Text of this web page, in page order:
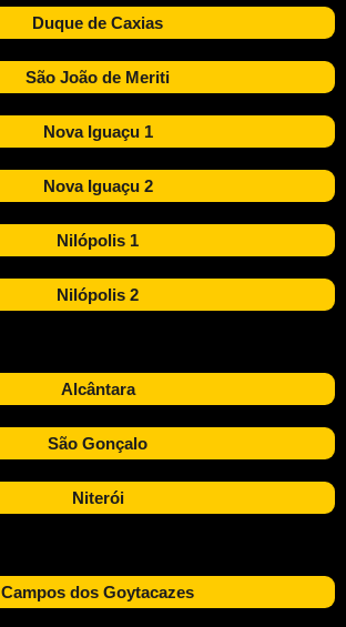
Duque de Caxias
São João de Meriti
Nova Iguaçu 1
Nova Iguaçu 2
Nilópolis 1
Nilópolis 2
Alcântara
São Gonçalo
Niterói
Campos dos Goytacazes